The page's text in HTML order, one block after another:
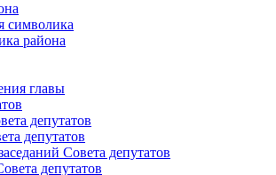
символика
района
главы
депутатов
депутатов
Совета депутатов
депутатов